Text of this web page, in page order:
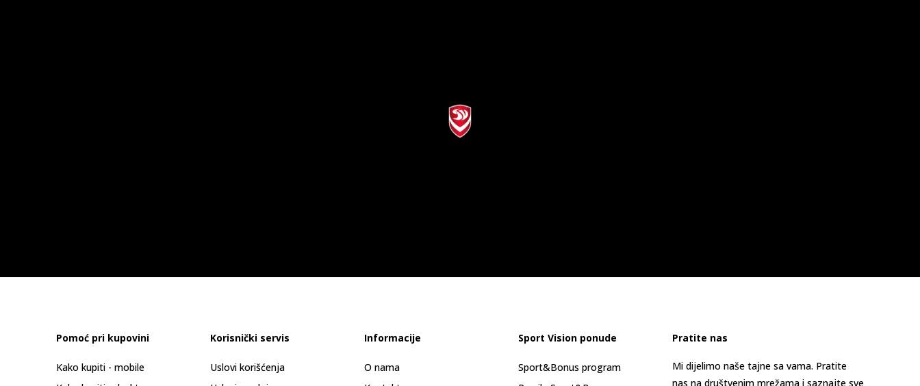
Pomoć pri kupovini
Kako kupiti - mobile
Korisnički servis
Uslovi korišćenja
Informacije
O nama
Sport Vision ponude
Sport&Bonus program
Pratite nas
Mi dijelimo naše tajne sa vama. Pratite
nas na društvenim mrežama i saznajte sve